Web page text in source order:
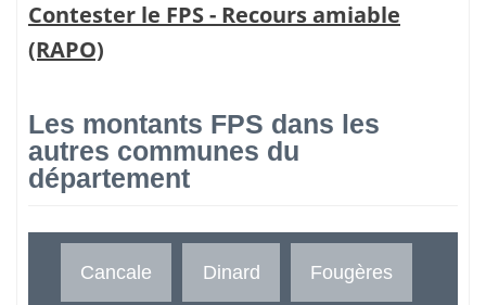
Contester le FPS - Recours amiable
(RAPO)
Les montants FPS dans les
autres communes du
département
Cancale Dinard Fougères